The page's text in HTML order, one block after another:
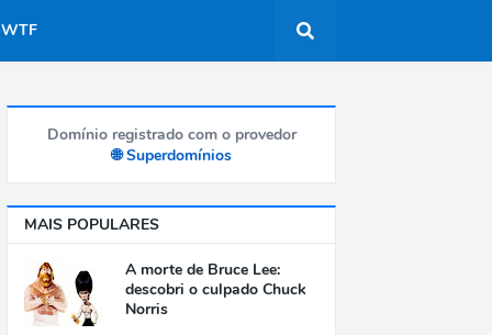
WTF
Domínio registrado com o provedor
🌐 Superdomínios
MAIS POPULARES
A morte de Bruce Lee:
descobri o culpado Chuck
Norris